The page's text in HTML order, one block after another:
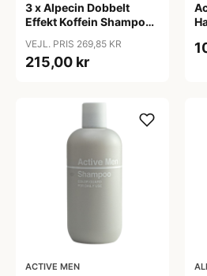
3 x Alpecin Dobbelt
Effekt Koffein Shampoo
VEJL. PRIS 269,85 KR
215,00 kr
ACTIVE MEN